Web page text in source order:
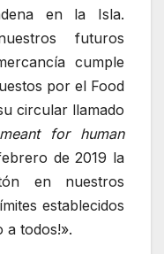
en la Isla.
futuros
cumple
por el Food
circular llamado
for human
de 2019 la
en nuestros
establecidos
a todos!».